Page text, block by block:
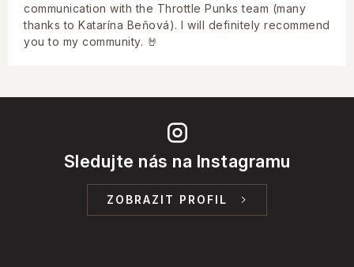
communication with the Throttle Punks team (many
thanks to Katarína Beňová). I will definitely recommend
you to my community. 🤘
Sledujte nás na Instagramu
ZOBRAZIT PROFIL